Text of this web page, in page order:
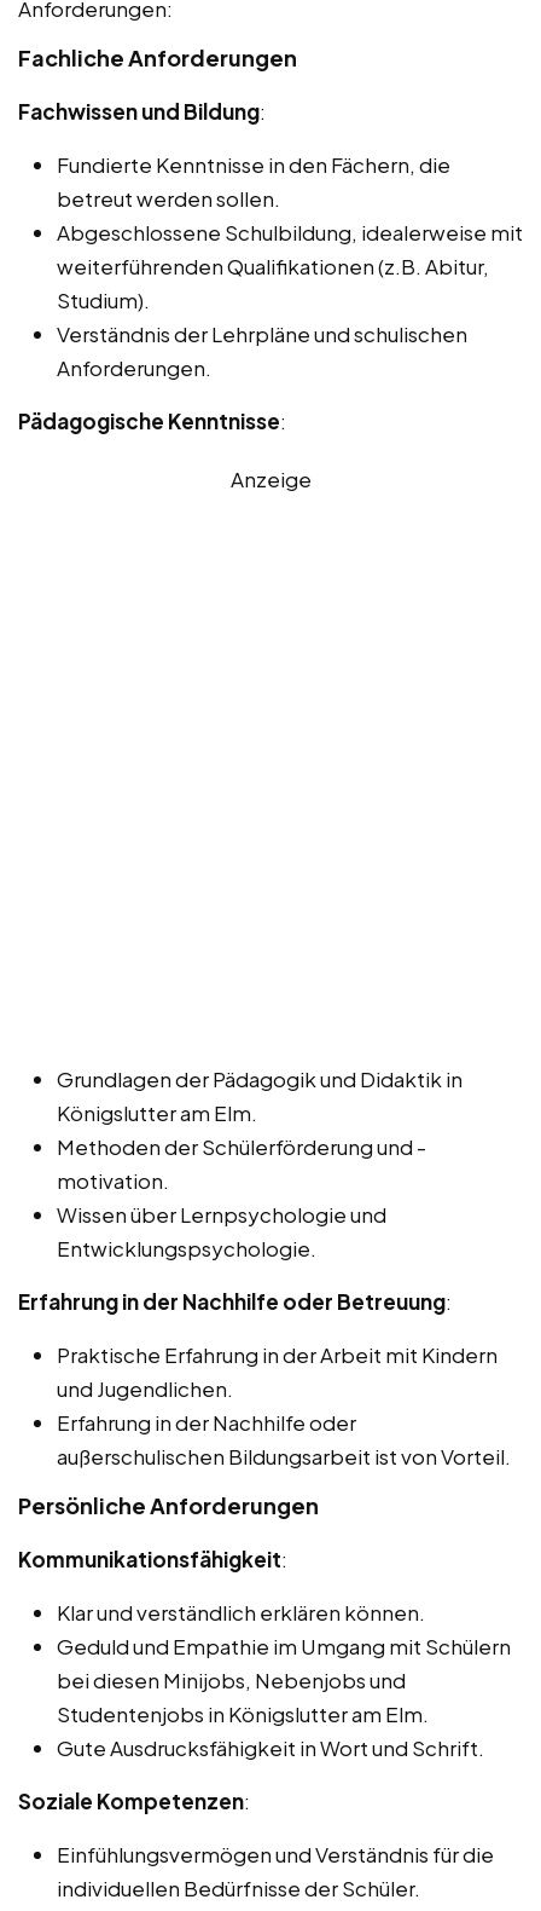
Anforderungen:
Fachliche Anforderungen
Fachwissen und Bildung:
Fundierte Kenntnisse in den Fächern, die
betreut werden sollen.
Abgeschlossene Schulbildung, idealerweise mit
weiterführenden Qualifikationen (z.B. Abitur,
Studium).
Verständnis der Lehrpläne und schulischen
Anforderungen.
Pädagogische Kenntnisse:
Anzeige
Grundlagen der Pädagogik und Didaktik in
Königslutter am Elm.
Methoden der Schülerförderung und -
motivation.
Wissen über Lernpsychologie und
Entwicklungspsychologie.
Erfahrung in der Nachhilfe oder Betreuung:
Praktische Erfahrung in der Arbeit mit Kindern
und Jugendlichen.
Erfahrung in der Nachhilfe oder
außerschulischen Bildungsarbeit ist von Vorteil.
Persönliche Anforderungen
Kommunikationsfähigkeit:
Klar und verständlich erklären können.
Geduld und Empathie im Umgang mit Schülern
bei diesen Minijobs, Nebenjobs und
Studentenjobs in Königslutter am Elm.
Gute Ausdrucksfähigkeit in Wort und Schrift.
Soziale Kompetenzen:
Einfühlungsvermögen und Verständnis für die
individuellen Bedürfnisse der Schüler.